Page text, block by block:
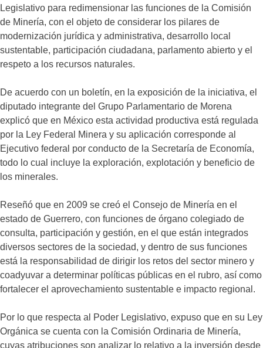
Legislativo para redimensionar las funciones de la Comisión
de Minería, con el objeto de considerar los pilares de
modernización jurídica y administrativa, desarrollo local
sustentable, participación ciudadana, parlamento abierto y el
respeto a los recursos naturales.
De acuerdo con un boletín, en la exposición de la iniciativa, el
diputado integrante del Grupo Parlamentario de Morena
explicó que en México esta actividad productiva está regulada
por la Ley Federal Minera y su aplicación corresponde al
Ejecutivo federal por conducto de la Secretaría de Economía,
todo lo cual incluye la exploración, explotación y beneficio de
los minerales.
Reseñó que en 2009 se creó el Consejo de Minería en el
estado de Guerrero, con funciones de órgano colegiado de
consulta, participación y gestión, en el que están integrados
diversos sectores de la sociedad, y dentro de sus funciones
está la responsabilidad de dirigir los retos del sector minero y
coadyuvar a determinar políticas públicas en el rubro, así como
fortalecer el aprovechamiento sustentable e impacto regional.
Por lo que respecta al Poder Legislativo, expuso que en su Ley
Orgánica se cuenta con la Comisión Ordinaria de Minería,
cuyas atribuciones son analizar lo relativo a la inversión desde